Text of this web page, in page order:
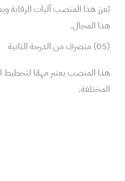
يُعزز هذا المنصب آليات الرقابة
هذا المجال.
(05) متصرف من الدرجة الثانية
هذا المنصب يعتبر مهمًا لتخطيط
المختلفة.